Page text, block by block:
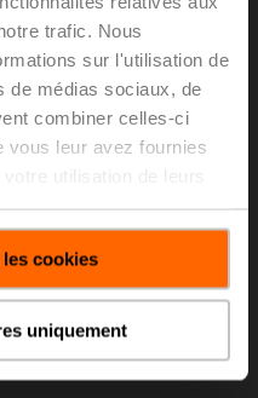
trafic. Nous
sur l'utilisation de
de médias sociaux, de
combiner celles-ci
vous leur avez fournies
cookies
uniquement
BFA, BLE
Ajouter au
panier